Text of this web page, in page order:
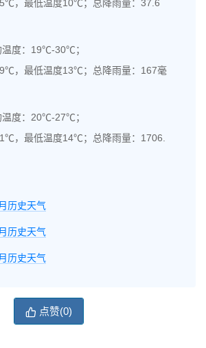
，最低温度10℃；总降雨量：37.6
温度：19℃-30℃；
，最低温度13℃；总降雨量：167毫
温度：20℃-27℃；
，最低温度14℃；总降雨量：1706.
历史天气
历史天气
历史天气
点赞(0)